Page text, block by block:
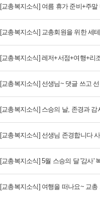
[교총복지소식] 여름 휴가 준비+주
[교총복지소식] 교총회원을 위한 세
[교총복지소식] 레저+서점+여행+리
[교총복지소식] 선생님~ 댓글 쓰고
[교총복지소식] 스승의 날, 존경과
[교총복지소식] 선생님 존경합니다
[교총복지소식] 5월 스승의 달 '감사'
[교총복지소식] 여행을 떠나요~ 교총